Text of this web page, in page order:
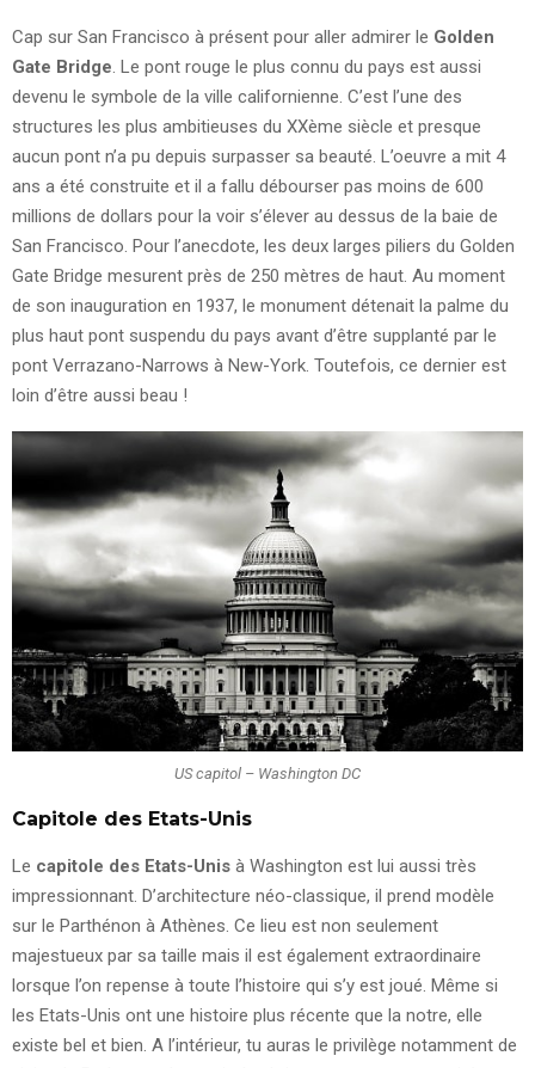
Cap sur San Francisco à présent pour aller admirer le Golden
Gate Bridge. Le pont rouge le plus connu du pays est aussi
devenu le symbole de la ville californienne. C’est l’une des
structures les plus ambitieuses du XXème siècle et presque
aucun pont n’a pu depuis surpasser sa beauté. L’oeuvre a mit 4
ans a été construite et il a fallu débourser pas moins de 600
millions de dollars pour la voir s’élever au dessus de la baie de
San Francisco. Pour l’anecdote, les deux larges piliers du Golden
Gate Bridge mesurent près de 250 mètres de haut. Au moment
de son inauguration en 1937, le monument détenait la palme du
plus haut pont suspendu du pays avant d’être supplanté par le
pont Verrazano-Narrows à New-York. Toutefois, ce dernier est
loin d’être aussi beau !
US capitol – Washington DC
Capitole des Etats-Unis
Le capitole des Etats-Unis à Washington est lui aussi très
impressionnant. D’architecture néo-classique, il prend modèle
sur le Parthénon à Athènes. Ce lieu est non seulement
majestueux par sa taille mais il est également extraordinaire
lorsque l’on repense à toute l’histoire qui s’y est joué. Même si
les Etats-Unis ont une histoire plus récente que la notre, elle
existe bel et bien. A l’intérieur, tu auras le privilège notamment de